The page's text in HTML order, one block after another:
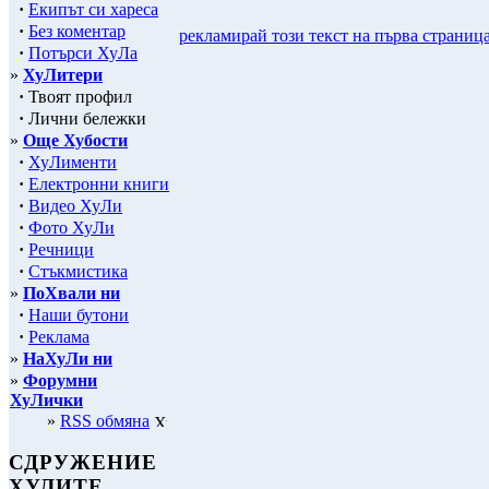
· Екипът си хареса
· Без коментар
· Потърси ХуЛа
» ХуЛитери
· Твоят профил
· Лични бележки
» Още Хубости
· ХуЛименти
· Електронни книги
· Видео ХуЛи
· Фото ХуЛи
· Речници
· Стъкмистика
» ПоХвали ни
· Наши бутони
· Реклама
» НаХуЛи ни
» Форумни
ХуЛички
» RSS обмяна
СДРУЖЕНИЕ
рекламирай този текст на първа